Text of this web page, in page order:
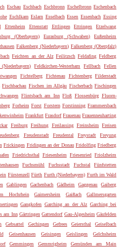
Eschau Eschbach Eschbronn Eschelbronn Eschenbach
Eschlkam Eslarn Esselbach Essen Essenbach Essing
Ettenheim Ettenstatt Ettlingen Ettringen
Etzelwang
(Oberbayern) Eurasburg (Schwaben)
Eußenheim
Falkenberg (Niederbayern) Falkenberg (Oberpfalz)
Feichten an der Alz Feilitzsch Feldafing Feldberg
Feldkirchen-Westerham Fellbach
Fellen
Fichtelberg Fichtenau Fichtenberg
Filderstadt
Fischbachau Fischen im Allgäu Fischerbach Fischingen
Flintsbach am Inn Floß Flossenbürg Fluorn-
Forheim Forst Forstern Forstinning Frammersbach
Frankfurt Frasdorf Frauenau Frauenneuharting
Freiburg Freihung Freilassing Freinsheim
Freisen
Freudenstadt Freudental Freystadt
Freyung
Frickingen Fridingen an der Donau Fridolfing Friedberg
Friedrichsthal Friesenheim Friesenried Friolzheim
Fuchsmühl Fuchsstadt Fuchstal
Fünfstetten
Fürstenzell Fürth Furth (Niederbayern) Furth im Wald
Gablingen Gachenbach Gädheim Gaggenau
Gaiberg
Hochrhein Gaimersheim Gaißach
Gallmersgarten
Gangkofen Garching an der Alz Garching bei
am Inn Gärtringen Gattendorf Gau-Algesheim Gäufelden
Gebsattel Gechingen Gefrees Geiersthal
Geiselbach
Geisenhausen Geisingen Geislingen
Gelchsheim
Gemmingen Gemmrigheim
Gemünden am Main